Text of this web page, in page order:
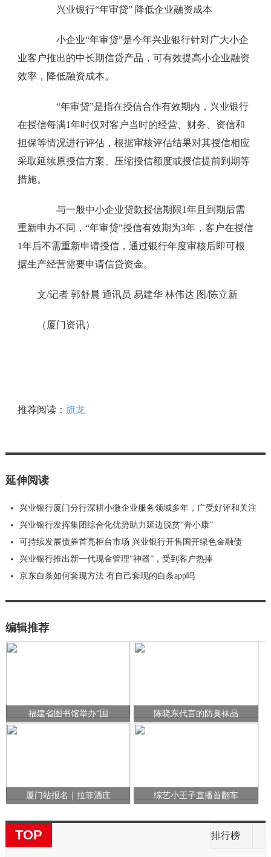
兴业银行“年审贷” 降低企业融资成本
小企业“年审贷”是今年兴业银行针对广大小企
业客户推出的中长期信贷产品，可有效提高小企业融资
效率，降低融资成本。
“年审贷”是指在授信合作有效期内，兴业银行
在授信每满1年时仅对客户当时的经营、财务、资信和
担保等情况进行评估，根据审核评估结果对其授信相应
采取延续原授信方案、压缩授信额度或授信提前到期等
措施。
与一般中小企业贷款授信期限1年且到期后需
重新申办不同，“年审贷”授信有效期为3年，客户在授信
1年后不需重新申请授信，通过银行年度审核后即可根
据生产经营需要申请信贷资金。
文/记者 郭舒晨 通讯员 易建华 林伟达 图/陈立新
（厦门资讯）
推荐阅读： 旗龙
延伸阅读
兴业银行厦门分行深耕小微企业服务领域多年，广受好评和关注
兴业银行发挥集团综合化优势助力延边脱贫“奔小康”
可持续发展债券首亮柜台市场 兴业银行开售国开绿色金融债
兴业银行推出新一代现金管理“神器”，受到客户热捧
京东白条如何套现方法 有自己套现的白条app吗
编辑推荐
福建省图书馆举办“国 陈晓东代言的防臭袜品
厦门站报名｜拉菲酒庄 综艺小王子直播首翻车
TOP 排行榜